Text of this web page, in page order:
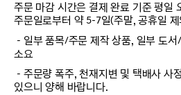
주문 마감 시간은 결제 완료 기준 평일
주문일로부터 약 5-7일(주말, 공휴일
－일부 품목/주문 제작 상품, 일부 도
소요
－주문량 폭주, 천재지변 및 택배사 사
있으니 양해 바랍니다.